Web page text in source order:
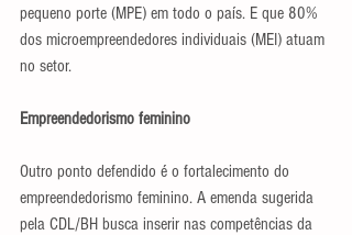
pequeno porte (MPE) em todo o país. E que 80%
dos microempreendedores individuais (MEI) atuam
no setor.
Empreendedorismo feminino
Outro ponto defendido é o fortalecimento do
empreendedorismo feminino. A emenda sugerida
pela CDL/BH busca inserir nas competências da